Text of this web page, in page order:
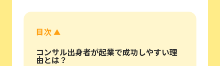
目次 ▲
コンサル出身者が起業で成功しやすい理
由とは？